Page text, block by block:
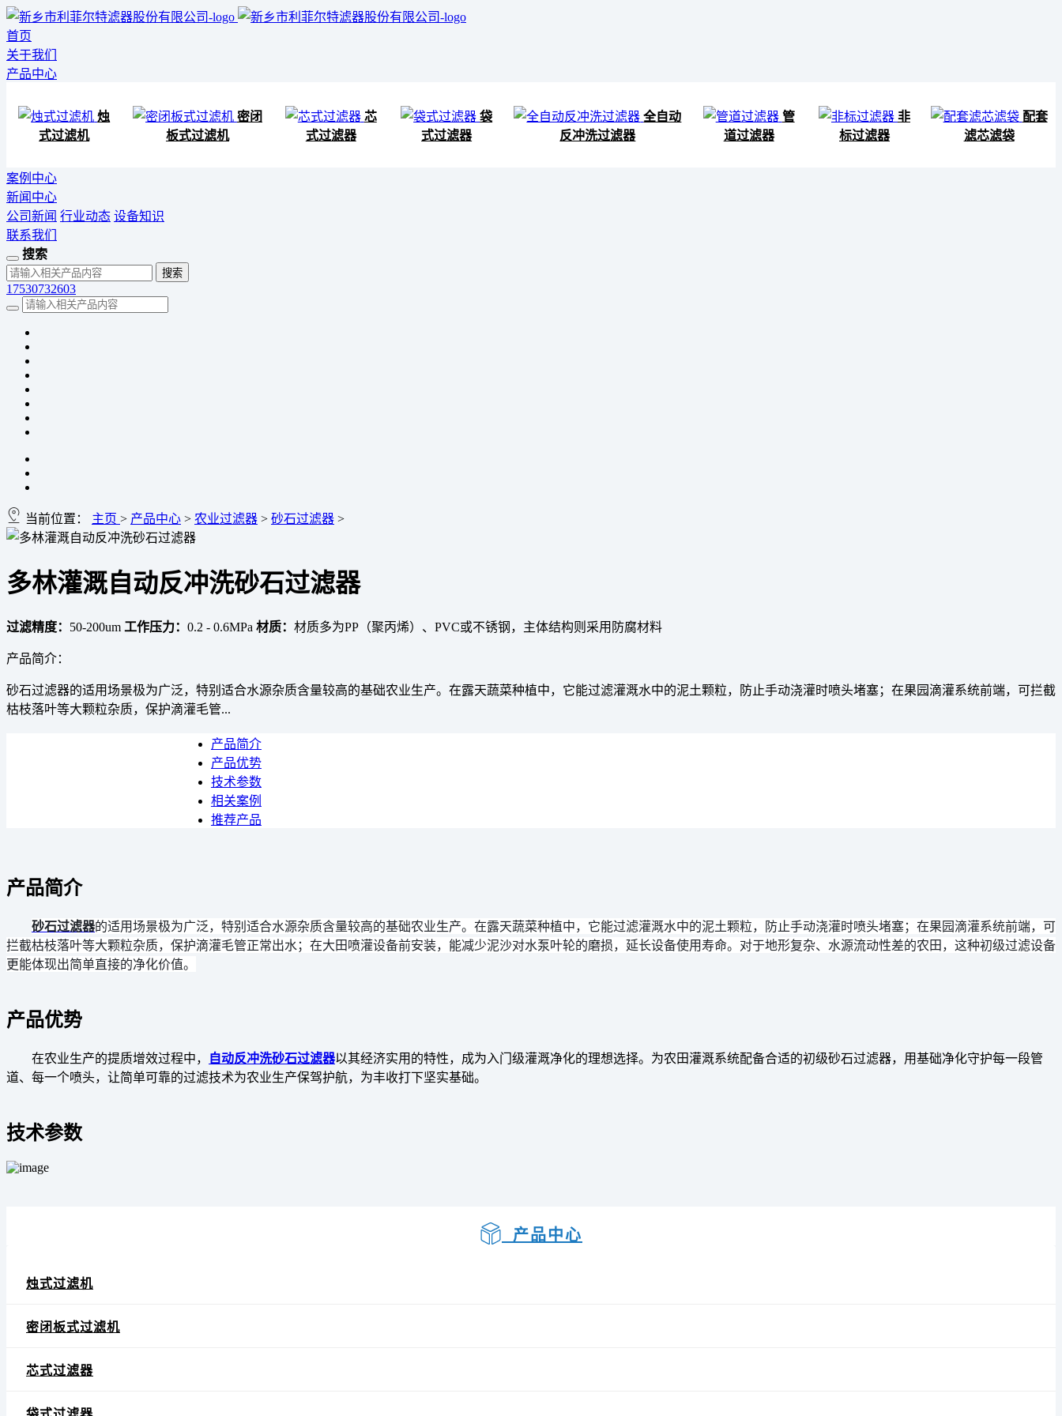
首页
关于我们
产品中心
烛
式过滤机
密闭
板式过滤机
芯
式过滤器
袋
式过滤器
全自动
反冲洗过滤器
管
道过滤器
非
标过滤器
配套
滤芯滤袋
案例中心
新闻中心
公司新闻 行业动态 设备知识
联系我们
搜索
17530732603
当前位置： 主页 > 产品中心 > 农业过滤器 > 砂石过滤器 >
多林灌溉自动反冲洗砂石过滤器
过滤精度： 50-200um 工作压力： 0.2 - 0.6MPa 材质： 材质多为PP（聚丙烯）、PVC或不锈钢，主体结构则采用防腐材料
产品简介：
砂石过滤器的适用场景极为广泛，特别适合水源杂质含量较高的基础农业生产。在露天蔬菜种植中，它能过滤灌溉水中的泥土颗粒，防止手动浇灌时喷头堵塞；在果园滴灌系统前端，可拦截
枯枝落叶等大颗粒杂质，保护滴灌毛管...
产品简介
产品优势
技术参数
相关案例
推荐产品
产品简介
砂石过滤器的适用场景极为广泛，特别适合水源杂质含量较高的基础农业生产。在露天蔬菜种植中，它能过滤灌溉水中的泥土颗粒，防止手动浇灌时喷头堵塞；在果园滴灌系统前端，可
拦截枯枝落叶等大颗粒杂质，保护滴灌毛管正常出水；在大田喷灌设备前安装，能减少泥沙对水泵叶轮的磨损，延长设备使用寿命。对于地形复杂、水源流动性差的农田，这种初级过滤设备
更能体现出简单直接的净化价值。
产品优势
在农业生产的提质增效过程中， 自动反冲洗砂石过滤器以其经济实用的特性，成为入门级灌溉净化的理想选择。为农田灌溉系统配备合适的初级砂石过滤器，用基础净化守护每一段管
道、每一个喷头，让简单可靠的过滤技术为农业生产保驾护航，为丰收打下坚实基础。
技术参数
产品中心
烛式过滤机
密闭板式过滤机
芯式过滤器